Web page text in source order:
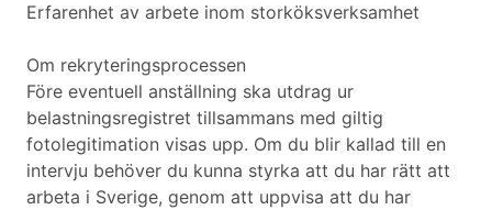
Erfarenhet av arbete inom storköksverksamhet
Om rekryteringsprocessen
Före eventuell anställning ska utdrag ur
belastningsregistret tillsammans med giltig
fotolegitimation visas upp. Om du blir kallad till en
intervju behöver du kunna styrka att du har rätt att
arbeta i Sverige, genom att uppvisa att du har